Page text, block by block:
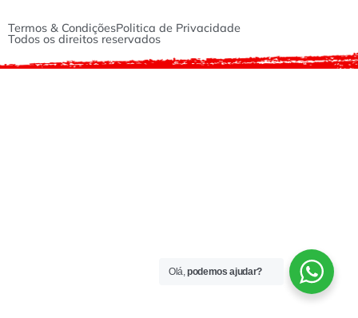
Termos & CondiçõesPolitica de Privacidade
Todos os direitos reservados
Olá,podemos ajudar?